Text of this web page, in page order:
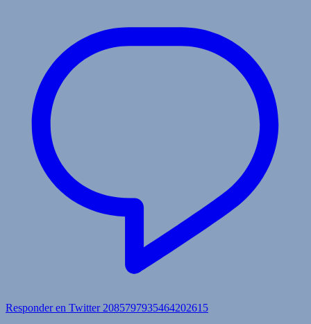
Responder en Twitter 2085797935464202615